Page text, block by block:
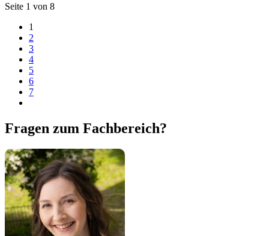
Seite 1 von 8
1
2
3
4
5
6
7
Fragen zum Fachbereich?